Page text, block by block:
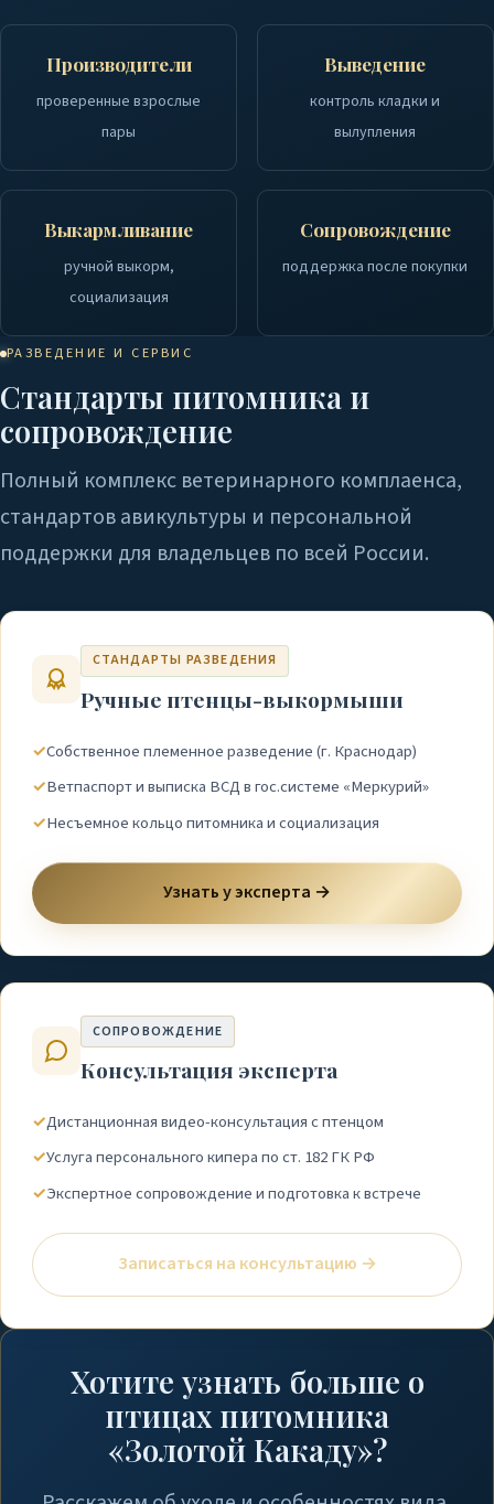
Производители
проверенные взрослые
пары
Выведение
контроль кладки и
вылупления
Выкармливание
ручной выкорм,
социализация
Сопровождение
поддержка после покупки
РАЗВЕДЕНИЕ И СЕРВИС
Стандарты питомника и
сопровождение
Полный комплекс ветеринарного комплаенса,
стандартов авикультуры и персональной
поддержки для владельцев по всей России.
СТАНДАРТЫ РАЗВЕДЕНИЯ
Ручные птенцы-выкормыши
✓Собственное племенное разведение (г. Краснодар)
✓Ветпаспорт и выписка ВСД в гос.системе «Меркурий»
✓Несъемное кольцо питомника и социализация
Узнать у эксперта →
СОПРОВОЖДЕНИЕ
Консультация эксперта
✓Дистанционная видео-консультация с птенцом
✓Услуга персонального кипера по ст. 182 ГК РФ
✓Экспертное сопровождение и подготовка к встрече
Записаться на консультацию →
Хотите узнать больше о
птицах питомника
«Золотой Какаду»?